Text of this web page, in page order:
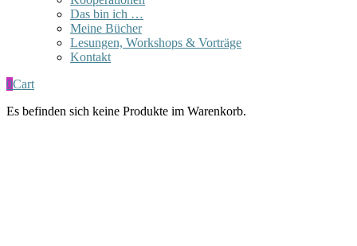
Das bin ich …
Meine Bücher
Lesungen, Workshops & Vorträge
Kontakt
0Cart
Es befinden sich keine Produkte im Warenkorb.